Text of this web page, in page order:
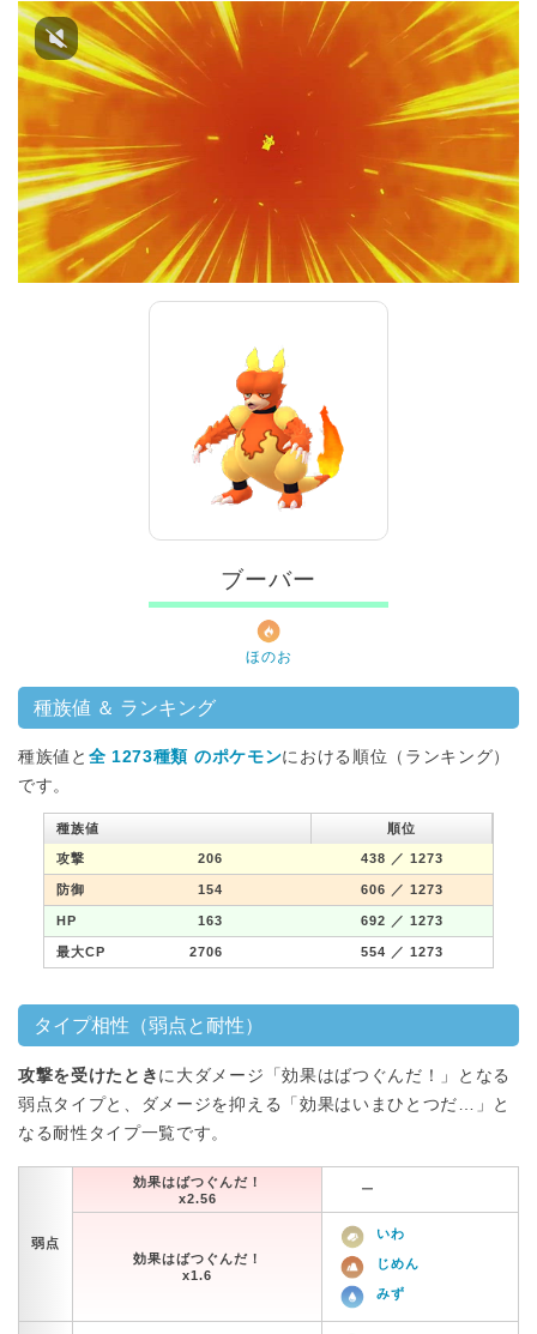
ブーバー
ほのお
種族値 ＆ ランキング
種族値と 全 1273種類 のポケモンにおける順位（ランキング）
です。
種族値 順位
攻撃 206 438 ／ 1273
防御 154 606 ／ 1273
HP 163 692 ／ 1273
最大CP 2706 554 ／ 1273
タイプ相性（弱点と耐性）
攻撃を受けたとき に大ダメージ「効果はばつぐんだ！」となる
弱点タイプと、ダメージを抑える「効果はいまひとつだ…」と
なる耐性タイプ一覧です。
弱点
効果はばつぐんだ！
x2.56
ー
効果はばつぐんだ！
x1.6
いわ
じめん
みず